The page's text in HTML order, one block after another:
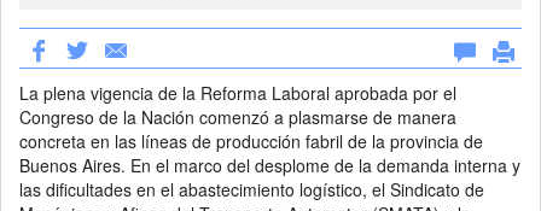
La plena vigencia de la Reforma Laboral aprobada por el
Congreso de la Nación comenzó a plasmarse de manera
concreta en las líneas de producción fabril de la provincia de
Buenos Aires. En el marco del desplome de la demanda interna y
las dificultades en el abastecimiento logístico, el Sindicato de